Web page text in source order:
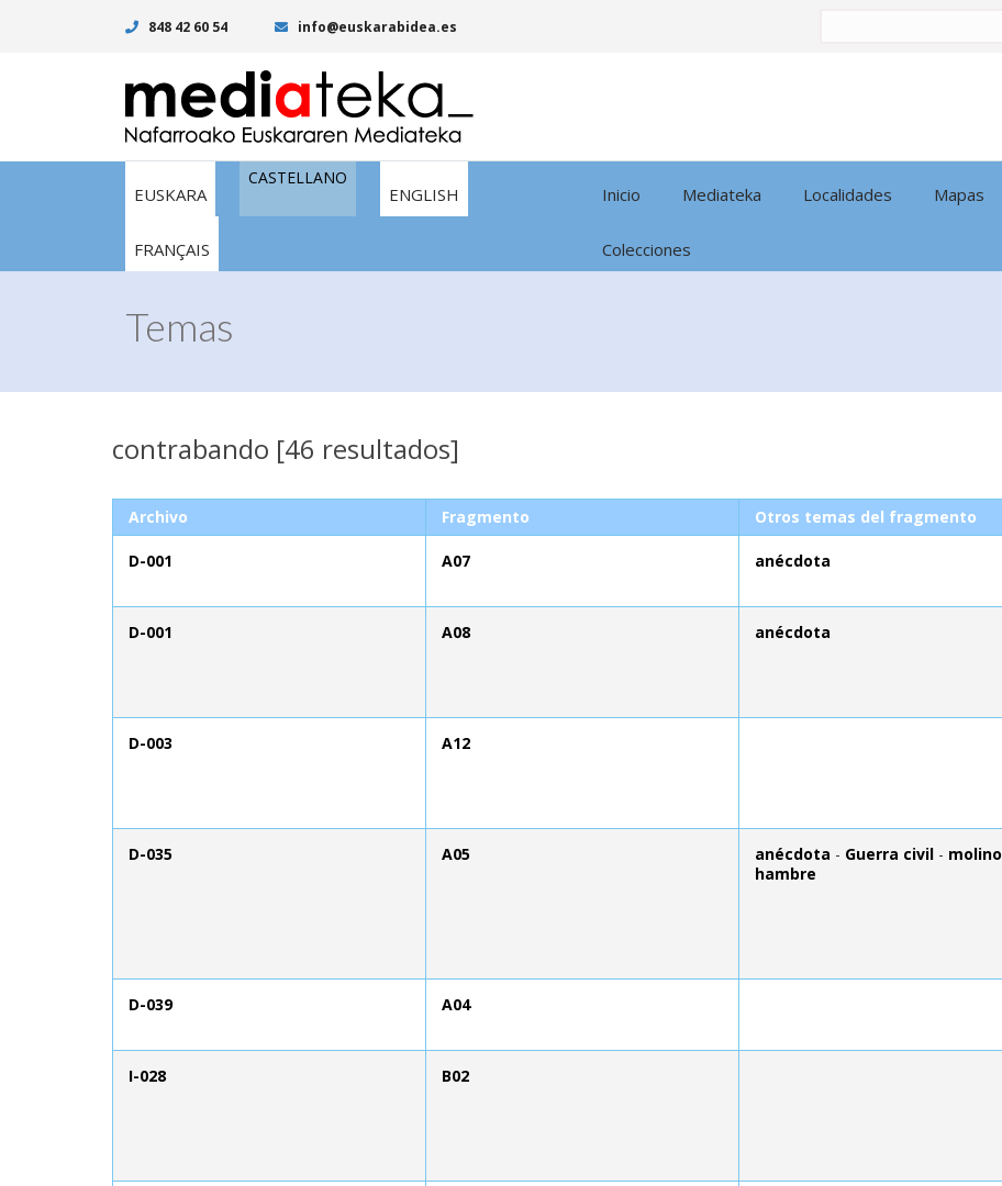
848 42 60 54 info@euskarabidea.es
EUSKARA
CASTELLANO
ENGLISH
FRANÇAIS
Inicio Mediateka Localidades Mapas
Colecciones
Temas
contrabando [46 resultados]
Archivo Fragmento Otros temas del fragmento
D-001 A07 anécdota
D-001 A08 anécdota
D-003 A12
D-035 A05 anécdota - Guerra civil - molino
hambre
D-039 A04
I-028 B02